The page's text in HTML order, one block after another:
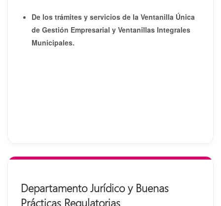
De los trámites y servicios de la Ventanilla Única
de Gestión Empresarial y Ventanillas Integrales
Municipales.
Departamento Jurídico y Buenas
Prácticas Regulatorias